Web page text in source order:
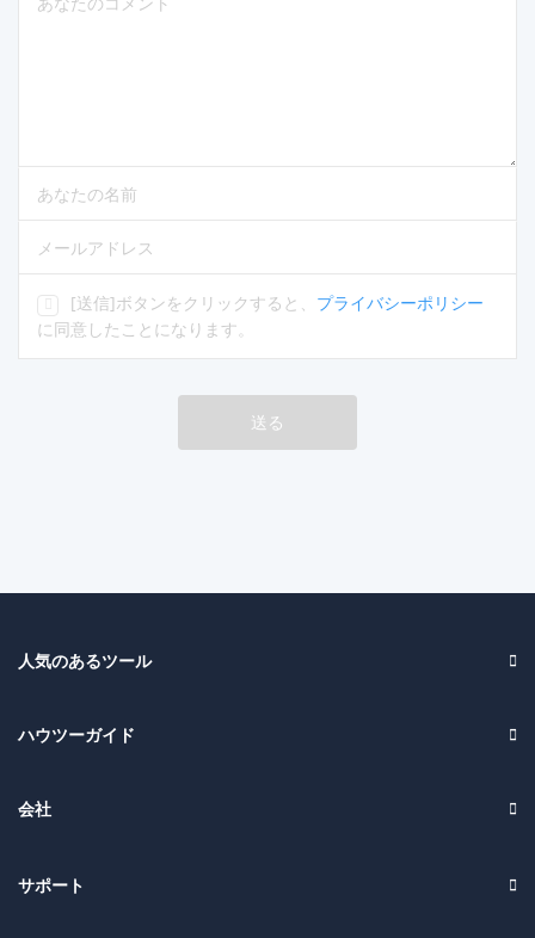
コメントを入力してください
あなたの名前を入力してください
正しいメールアドレスを入力してください
[送信]ボタンをクリックすると、 プライバシーポリシー
に同意したことになります。
送る
人気のあるツール
ハウツーガイド
会社
サポート